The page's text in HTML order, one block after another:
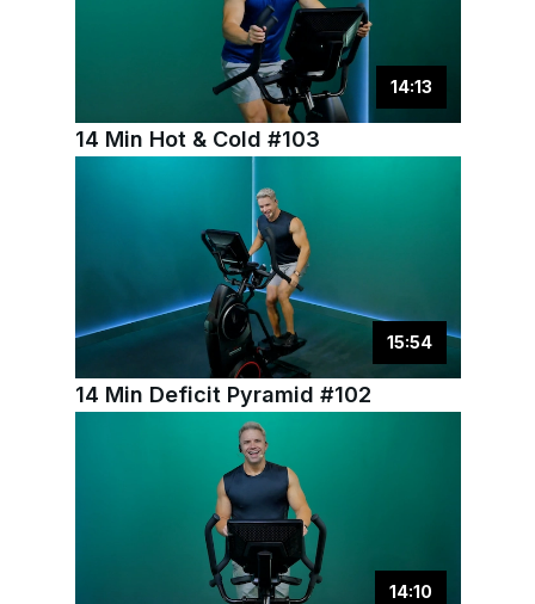
14:13
14 Min Hot & Cold #103
15:54
14 Min Deficit Pyramid #102
14:10